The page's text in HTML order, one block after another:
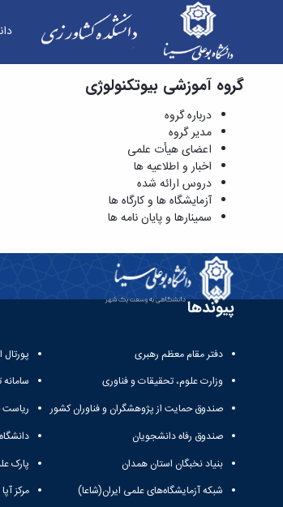
اخبار و اطلاعیه ها - دانشکده کشاورزی
گروه آموزشی بیوتکنولوژی
درباره گروه
مدیر گروه
اعضای هیأت علمی
اخبار و اطلاعیه ها
دروس ارائه شده
آزمایشگاه ها و کارگاه ها
سمینارها و پایان نامه ها
پیوندها
دفتر مقام معظم رهبری
وزارت علوم، تحقیقات و فناوری
صندوق حمایت از پژوهشگران و فناوران کشور
صندوق رفاه دانشجویان
بنیاد نخبگان استان همدان
شبکه آزمایشگاه‌های علمی ایران(شاعا)
ریاست
پارک
مرکز